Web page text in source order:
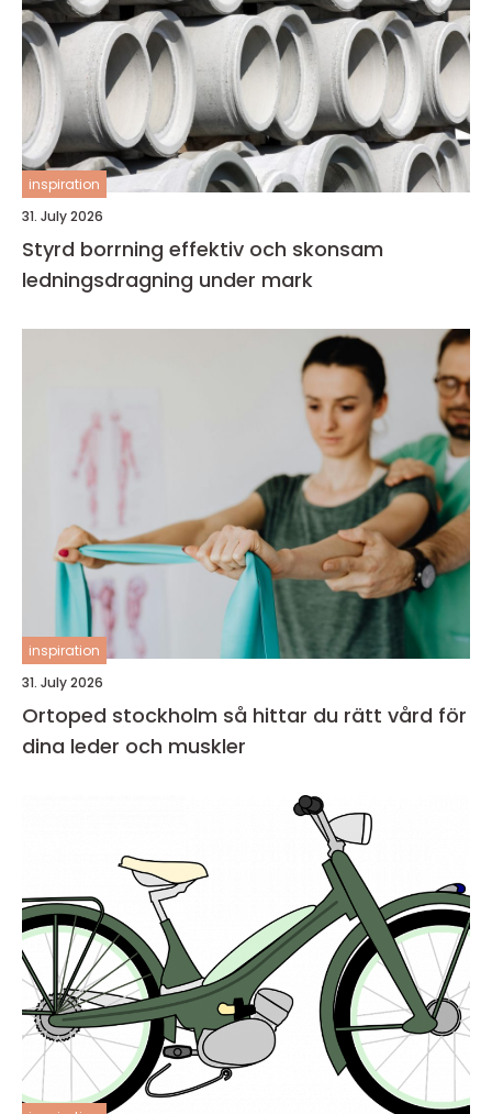
inspiration
31. July 2026
Styrd borrning effektiv och skonsam
ledningsdragning under mark
inspiration
31. July 2026
Ortoped stockholm så hittar du rätt vård för
dina leder och muskler